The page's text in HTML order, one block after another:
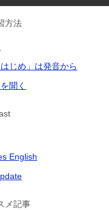
方法
じめ」は発音から
聞く
English
メ記事